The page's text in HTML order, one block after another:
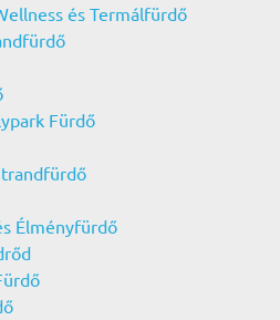
és Termálfürdő
Fürdő
Élményfürdő